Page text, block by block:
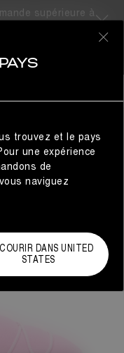
supérieure à
trouvez et le pays
une expérience
de
naviguez
DANS UNITED
STATES